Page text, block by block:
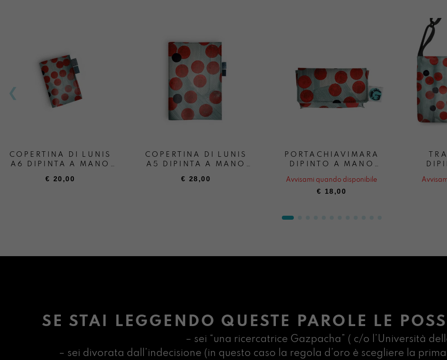
COPERTINA DI LUNIS
A6 DIPINTA A MANO
€ 20,00
COPERTINA DI LUNIS
A5 DIPINTA A MANO
€ 28,00
PORTACHIAVIMARA
DIPINTO A MANO
Avvisami quando disponibile
€ 18,00
SE STAI LEGGENDO QUESTE PAROLE LE
– sei “una ricercatrice Gazpacha” ( c/o l’Università
– sei divorata dall’indecisione (in questo caso la regola d’oro è scegliere la